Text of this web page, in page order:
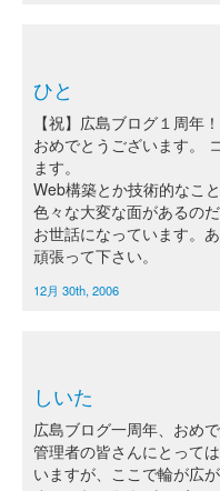
ひと
【祝】広島ブログ１周年！
おめでとうございます。
ます。
Web構築とか技術的なこ
色々な大変な面があるのだ
お世話になっています。
頑張って下さい。
12月 30th, 2006
しいた
広島ブログ一周年、おめ
管理者の皆さんにとって
いますが、ここで輪が広